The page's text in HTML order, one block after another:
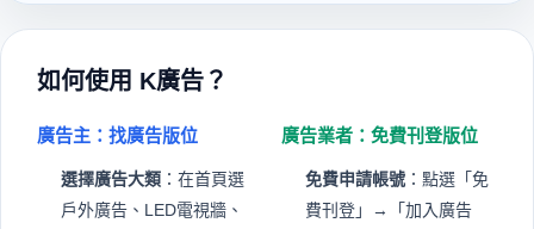
如何使用 K廣告？
廣告主：找廣告版位
選擇廣告大類 ：在首頁選
戶外廣告、LED電視牆、
廣告業者：免費刊登版位
免費申請帳號 ：點選「免
費刊登」→「加入廣告